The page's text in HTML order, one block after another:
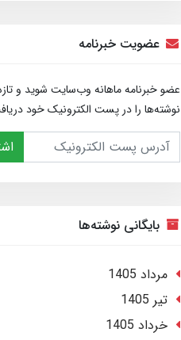
عضویت خبرنامه
عضو خبرنامه ماهانه وب‌سایت شوید و
نوشته‌ها را در پست الکترونیک خود
بایگانی نوشته‌ها
مرداد 1405
تير 1405
خرداد 1405